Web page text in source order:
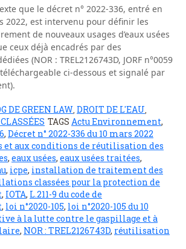
que le décret n° 2022-336, entré en
2022, est intervenu pour définir les
de nouveaux usages d’eaux usées
ceux déjà encadrés par des
(NOR : TREL2126743D, JORF n°0059
ci-dessous et signalé par
DE GREEN LAW DROIT DE L'EAU
TAGS Actu Environnement,
, Décret n° 2022-336 du 10 mars 2022
et aux conditions de réutilisation des
, eaux usées, eaux usées traitées,
, icpe, installation de traitement des
classées pour la protection de
, IOTA, L.211-9 du code de
, loi n°2020-105, loi n°2020-105 du 10
à la lutte contre le gaspillage et à
, NOR : TREL2126743D, réutilisation